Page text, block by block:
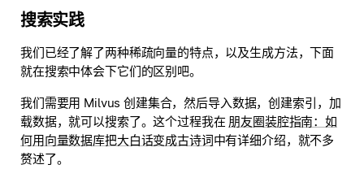
搜索实践
我们已经了解了两种稀疏向量的特点，以及生成方法，下面
就在搜索中体会下它们的区别吧。
我们需要用 Milvus 创建集合，然后导入数据，创建索引，加
载数据，就可以搜索了。这个过程我在 朋友圈装腔指南：如
何用向量数据库把大白话变成古诗词中有详细介绍，就不多
赘述了。